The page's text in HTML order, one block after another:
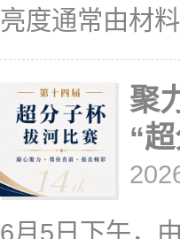
亮度通常由材
聚
“
6月5日下午，